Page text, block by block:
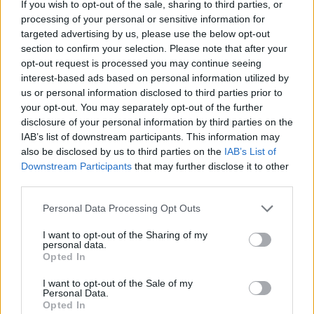
If you wish to opt-out of the sale, sharing to third parties, or
processing of your personal or sensitive information for
targeted advertising by us, please use the below opt-out
section to confirm your selection. Please note that after your
opt-out request is processed you may continue seeing
interest-based ads based on personal information utilized by
us or personal information disclosed to third parties prior to
your opt-out. You may separately opt-out of the further
disclosure of your personal information by third parties on the
IAB’s list of downstream participants. This information may
also be disclosed by us to third parties on the IAB’s List of
Downstream Participants that may further disclose it to other
Please note that this website/app uses one or more Google
not limited to your visit or usage behaviour. You may click to
grant or deny consent to Google and its third-party tags to
use your data for below specified purposes in below Google
consent section.
Personal Data Processing Opt Outs
I want to opt-out of the Sharing of my
personal data.
Opted In
I want to opt-out of the Sale of my
Personal Data.
Opted In
2020. 06. 01.|Hári Dániel
AzUploadcímű új sci-fi-sorozat szerint korántsem komfortos
a mennyország.
tovább
2020. 04. 23.|Hári Dániel
ATales from the Loop
című új sorozat egyedi hangulattal önti